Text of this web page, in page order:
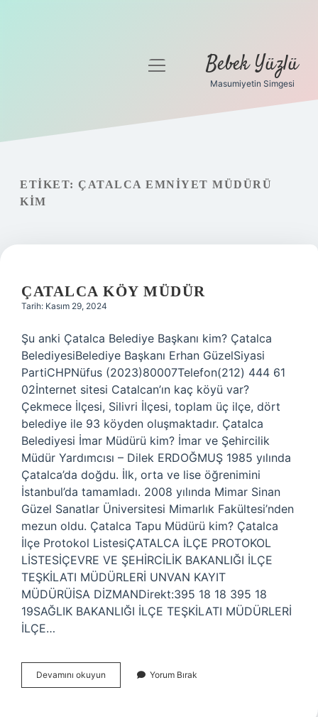
Gizlilik Politikası
menüyü
Bebek Yüzlü
Masumiyetin Simgesi
ETIKET: ÇATALCA EMNIYET MÜDÜRÜ
KIM
ÇATALCA KÖY MÜDÜR
Tarih: Kasım 29, 2024
Şu anki Çatalca Belediye Başkanı kim? Çatalca
BelediyesiBelediye Başkanı Erhan GüzelSiyasi
PartiCHPNüfus (2023)80007Telefon(212) 444 61
02İnternet sitesi Catalcan’ın kaç köyü var?
Çekmece İlçesi, Silivri İlçesi, toplam üç ilçe, dört
belediye ile 93 köyden oluşmaktadır. Çatalca
Belediyesi İmar Müdürü kim? İmar ve Şehircilik
Müdür Yardımcısı – Dilek ERDOĞMUŞ 1985 yılında
Çatalca’da doğdu. İlk, orta ve lise öğrenimini
İstanbul’da tamamladı. 2008 yılında Mimar Sinan
Güzel Sanatlar Üniversitesi Mimarlık Fakültesi’nden
mezun oldu. Çatalca Tapu Müdürü kim? Çatalca
İlçe Protokol ListesiÇATALCA İLÇE PROTOKOL
LİSTESİÇEVRE VE ŞEHİRCİLİK BAKANLIĞI İLÇE
TEŞKİLATI MÜDÜRLERİ UNVAN KAYIT
MÜDÜRÜİSA DİZMANDirekt:395 18 18 395 18
19SAĞLIK BAKANLIĞI İLÇE TEŞKİLATI MÜDÜRLERİ
İLÇE…
Devamını okuyun
Köy
Yorum Bırak